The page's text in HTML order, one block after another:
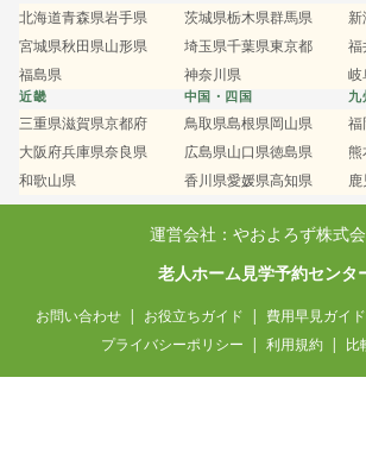
北海道青森県岩手県
宮城県秋田県山形県
福島県
茨城県栃木県群馬県
埼玉県千葉県東京都
神奈川県
福
近畿
三重県滋賀県京都府
大阪府兵庫県奈良県
和歌山県
中国・四国
鳥取県島根県岡山県
広島県山口県徳島県
香川県愛媛県高知県
九
熊
運営会社：やおよろず株式
老人ホーム見学予約センタ
お問い合わせ お役立ちガイド 費用早見ガイド
プライバシーポリシー
利用規約 比